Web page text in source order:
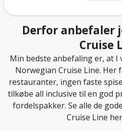
Derfor anbefaler
Cruise
Min bedste anbefaling er, at
Norwegian Cruise Line. Her
restauranter, ingen faste
tilkøbe all inclusive til en god
fordelspakker. Se alle de
Cruise Line